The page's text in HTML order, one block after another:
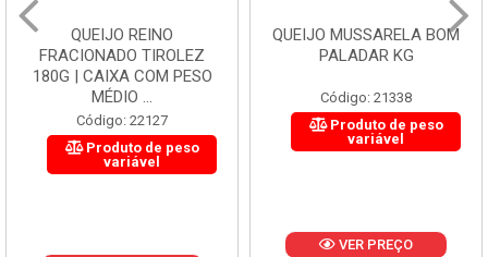
QUEIJO REINO
FRACIONADO TIROLEZ
180G | CAIXA COM PESO
MÉDIO ...
Código: 22127
Produto de peso
variável
QUEIJO MUSSARELA BOM
PALADAR KG
Código: 21338
Produto de peso
variável
VER PREÇO